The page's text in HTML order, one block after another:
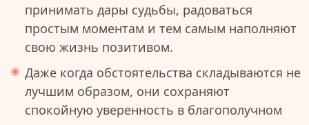
принимать дары судьбы, радоваться
простым моментам и тем самым наполняют
свою жизнь позитивом.
Даже когда обстоятельства складываются не
лучшим образом, они сохраняют
спокойную уверенность в благополучном